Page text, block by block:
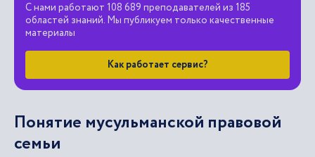
С нами работают 108 689 преподавателей из 185
областей знаний. Мы публикуем только качественные
материалы
Как работает сервис?
Понятие мусульманской правовой
семьи